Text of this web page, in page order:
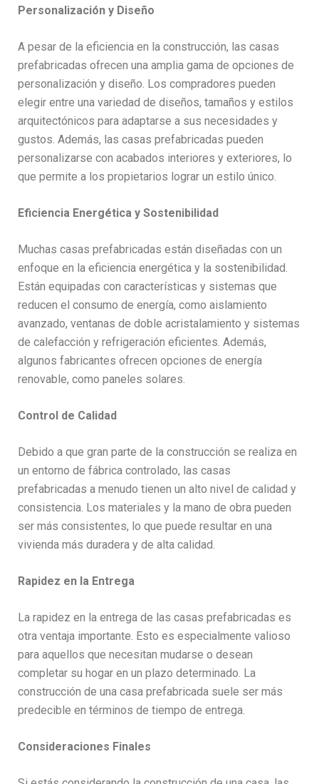
Personalización y Diseño
A pesar de la eficiencia en la construcción, las casas
prefabricadas ofrecen una amplia gama de opciones de
personalización y diseño. Los compradores pueden
elegir entre una variedad de diseños, tamaños y estilos
arquitectónicos para adaptarse a sus necesidades y
gustos. Además, las casas prefabricadas pueden
personalizarse con acabados interiores y exteriores, lo
que permite a los propietarios lograr un estilo único.
Eficiencia Energética y Sostenibilidad
Muchas casas prefabricadas están diseñadas con un
enfoque en la eficiencia energética y la sostenibilidad.
Están equipadas con características y sistemas que
reducen el consumo de energía, como aislamiento
avanzado, ventanas de doble acristalamiento y sistemas
de calefacción y refrigeración eficientes. Además,
algunos fabricantes ofrecen opciones de energía
renovable, como paneles solares.
Control de Calidad
Debido a que gran parte de la construcción se realiza en
un entorno de fábrica controlado, las casas
prefabricadas a menudo tienen un alto nivel de calidad y
consistencia. Los materiales y la mano de obra pueden
ser más consistentes, lo que puede resultar en una
vivienda más duradera y de alta calidad.
Rapidez en la Entrega
La rapidez en la entrega de las casas prefabricadas es
otra ventaja importante. Esto es especialmente valioso
para aquellos que necesitan mudarse o desean
completar su hogar en un plazo determinado. La
construcción de una casa prefabricada suele ser más
predecible en términos de tiempo de entrega.
Consideraciones Finales